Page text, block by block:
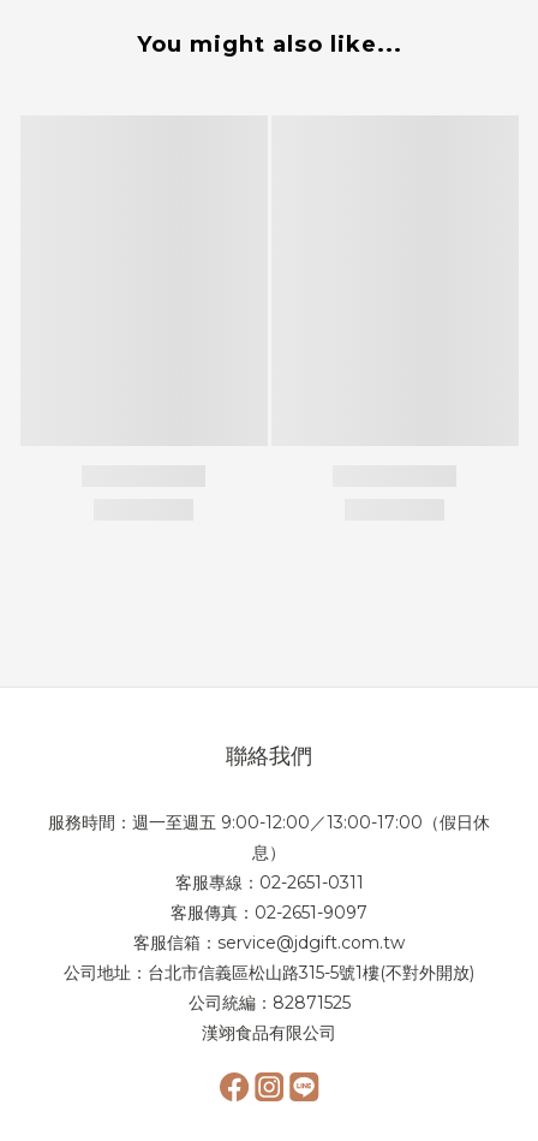
You might also like...
聯絡我們
服務時間：週一至週五 9:00-12:00／13:00-17:00（假日休
息）
客服專線：02-2651-0311
客服傳真：02-2651-9097
客服信箱：service@jdgift.com.tw
公司地址：台北市信義區松山路315-5號1樓(不對外開放)
公司統編：82871525
漢翊食品有限公司